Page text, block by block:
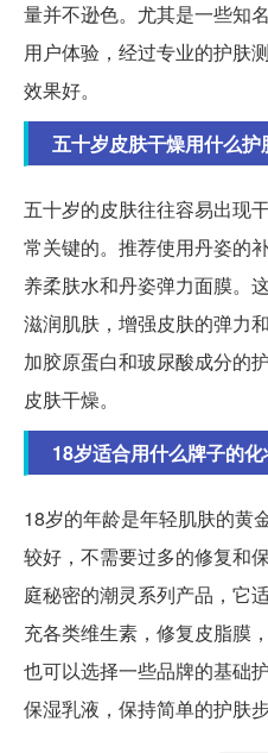
量并不逊色。尤其是一些知
用户体验，经过专业的护肤
效果好。
五十岁皮肤干燥用什么护
五十岁的皮肤往往容易出现
常关键的。推荐使用丹姿的
养柔肤水和丹姿弹力面膜。
滋润肌肤，增强皮肤的弹力
加胶原蛋白和玻尿酸成分的
皮肤干燥。
18岁适合用什么牌子的
18岁的年龄是年轻肌肤的黄
较好，不需要过多的修复和
庭秘密的潮灵系列产品，它
充各类维生素，修复皮脂膜
也可以选择一些品牌的基础
保湿乳液，保持简单的护肤步